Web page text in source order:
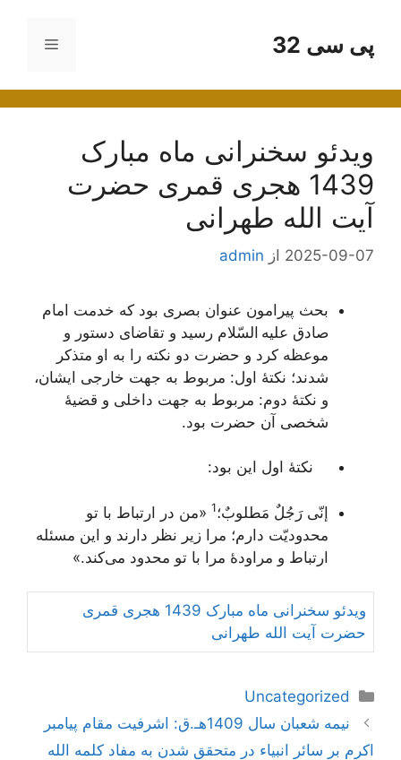
محتواپی سی 32 فهرست
ویدئو سخنرانی ماه مبارک
1439 هجری قمری حضرت
آیت الله طهرانی
2025-09-07 از admin
بحث پیرامون عنوان بصری بود که خدمت امام
صادق علیه السّلام رسید و تقاضای دستور و
موعظه کرد و حضرت دو نکته را به او متذکر
شدند؛ نکتۀ اول: مربوط به جهت خارجی ایشان،
و نکتۀ دوم: مربوط به جهت داخلی و قضیۀ
شخصی آن حضرت بود.
نکتۀ اول این بود:
إنّی رَجُلٌ مَطلوبٌ؛1 «من در ارتباط با تو
محدودیّت دارم؛ مرا زیر نظر دارند و این مسئله
ارتباط و مراودۀ مرا با تو محدود می‌کند.»
ویدئو سخنرانی ماه مبارک 1439 هجری قمری
حضرت آیت الله طهرانی
دسته‌ها
Uncategorized
ناوبری
نوشته‌ها
نیمه شعبان سال 1409هـ.ق: اشرفیت مقام پیامبر
اكرم بر سائر انبیاء در متحقق شدن به مفاد كلمه الله